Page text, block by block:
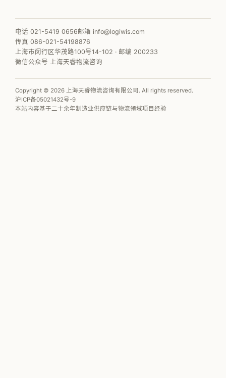
电话 021-5419 0656邮箱 info@logiwis.com
传真 086-021-54198876
上海市闵行区华茂路100号14-102 · 邮编 200233
微信公众号 上海天睿物流咨询
Copyright © 2026 上海天睿物流咨询有限公司. All rights reserved.
沪ICP备05021432号-9
本站内容基于二十余年制造业供应链与物流领域项目经验